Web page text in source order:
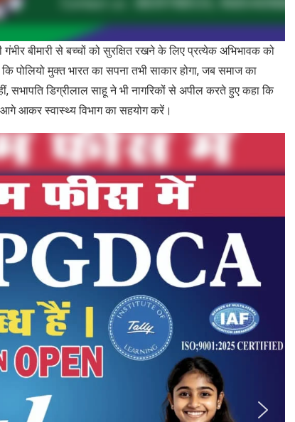
से बच्चों को सुरक्षित रखने के लिए प्रत्येक अभिभावक को
पोलियो मुक्त भारत का सपना तभी साकार होगा, जब समाज का
सभापति डिग्रीलाल साहू ने भी नागरिकों से अपील करते हुए कहा कि
आकर स्वास्थ्य विभाग का सहयोग करें।